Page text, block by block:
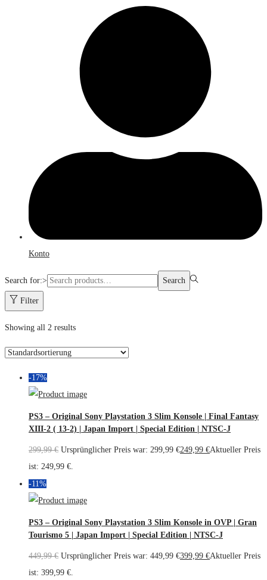
Konto
Search for:> Search
Filter
Showing all 2 results
-17%
PS3 – Original Sony Playstation 3 Slim Konsole | Final Fantasy
XIII-2 ( 13-2) | Japan Import | Special Edition | NTSC-J
299,99€ Ursprünglicher Preis war: 299,99 €249,99 €Aktueller Preis
ist: 249,99 €.
-11%
PS3 – Original Sony Playstation 3 Slim Konsole in OVP | Gran
Tourismo 5 | Japan Import | Special Edition | NTSC-J
449,99€ Ursprünglicher Preis war: 449,99 €399,99 €Aktueller Preis
ist: 399,99 €.